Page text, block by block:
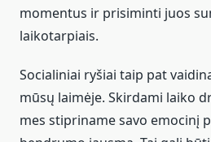
momentus ir prisiminti juos
laikotarpiais.
Socialiniai ryšiai taip pat
mūsų laimėje. Skirdami laiko
mes stipriname savo emocinį